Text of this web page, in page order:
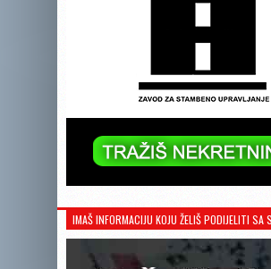
IMAŠ INFORMACIJU KOJU ŽELIŠ PODIJELITI SA